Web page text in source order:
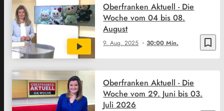
bookmark_border
9. Aug. 2025 30:00 Min.
Oberfranken Aktuell - Die
Woche vom 04 bis 08.
August
Oberfranken Aktuell - Die
Woche vom 29. Juni bis 03.
Juli 2026